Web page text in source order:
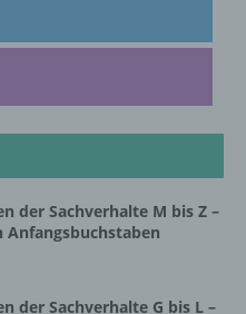
der Sachverhalte M bis Z –
Anfangsbuchstaben
der Sachverhalte G bis L –
die Speicherung,
das
Übermittlung,
andere Form der
oder die
ist die